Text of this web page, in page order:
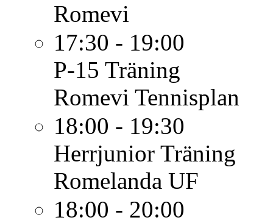
Romevi
17:30 - 19:00
P-15 Träning
Romevi Tennisplan
18:00 - 19:30
Herrjunior Träning
Romelanda UF
18:00 - 20:00